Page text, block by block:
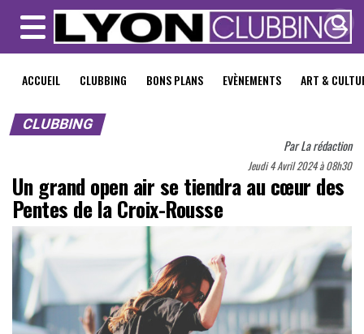
MENU
ACCUEIL CLUBBING BONS PLANS EVÈNEMENTS ART &
CLUBBING
ParLa rédaction
Jeudi 4 Avril 2024 à 08h30
Un grand open air se tiendra au cœur des
Pentes de la Croix-Rousse